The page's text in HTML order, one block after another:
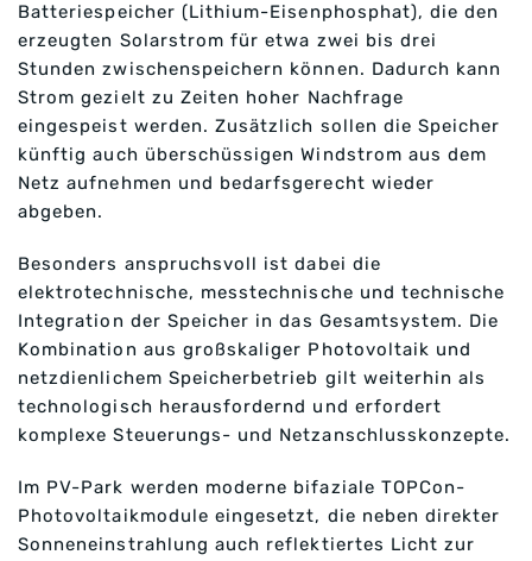
Batteriespeicher (Lithium-Eisenphosphat), die den
erzeugten Solarstrom für etwa zwei bis drei
Stunden zwischenspeichern können. Dadurch kann
Strom gezielt zu Zeiten hoher Nachfrage
eingespeist werden. Zusätzlich sollen die Speicher
künftig auch überschüssigen Windstrom aus dem
Netz aufnehmen und bedarfsgerecht wieder
abgeben.
Besonders anspruchsvoll ist dabei die
elektrotechnische, messtechnische und technische
Integration der Speicher in das Gesamtsystem. Die
Kombination aus großskaliger Photovoltaik und
netzdienlichem Speicherbetrieb gilt weiterhin als
technologisch herausfordernd und erfordert
komplexe Steuerungs- und Netzanschlusskonzepte.
Im PV-Park werden moderne bifaziale TOPCon-
Photovoltaikmodule eingesetzt, die neben direkter
Sonneneinstrahlung auch reflektiertes Licht zur